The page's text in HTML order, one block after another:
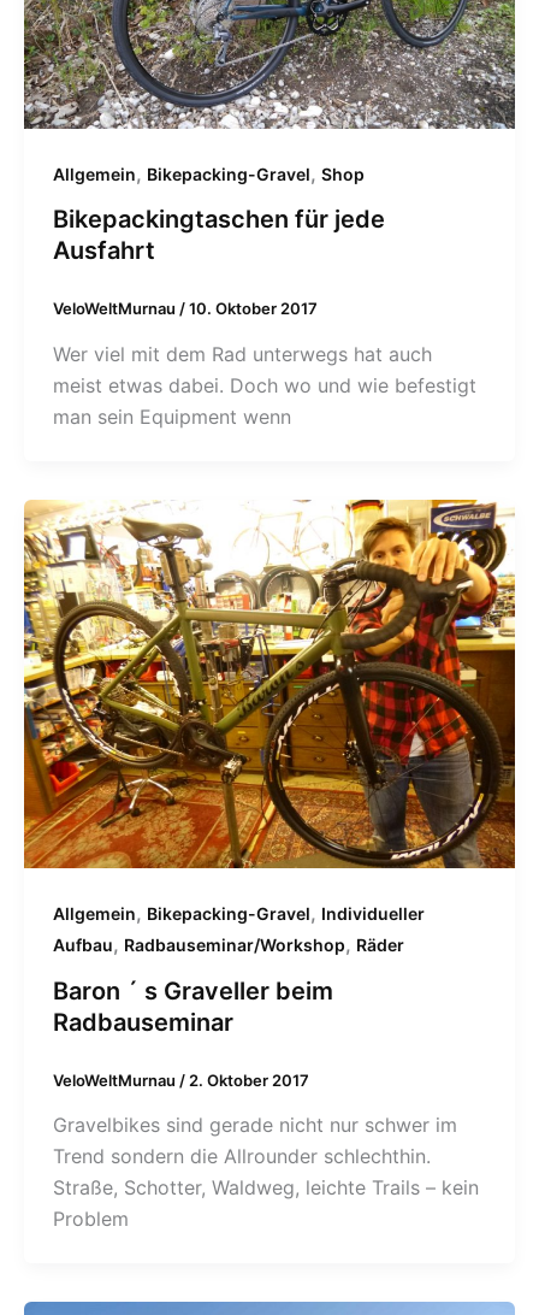
Allgemein, Bikepacking-Gravel, Shop
Bikepackingtaschen für jede
Ausfahrt
VeloWeltMurnau /10. Oktober 2017
Wer viel mit dem Rad unterwegs hat auch
meist etwas dabei. Doch wo und wie befestigt
man sein Equipment wenn
Allgemein, Bikepacking-Gravel, Individueller
Aufbau, Radbauseminar/Workshop, Räder
Baron ´ s Graveller beim
Radbauseminar
VeloWeltMurnau / 2. Oktober 2017
Gravelbikes sind gerade nicht nur schwer im
Trend sondern die Allrounder schlechthin.
Straße, Schotter, Waldweg, leichte Trails – kein
Problem